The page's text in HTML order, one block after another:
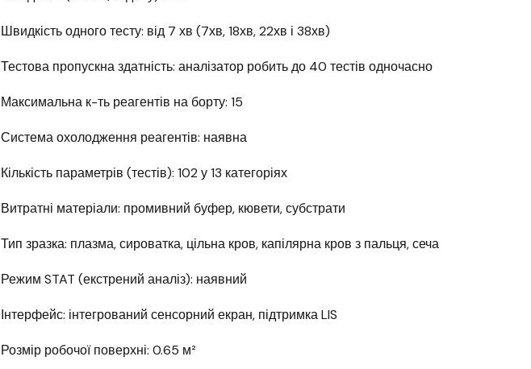
Швидкість одного тесту: від 7 хв (7хв, 18хв, 22хв і 38хв)
Тестова пропускна здатність: аналізатор робить до 40 тестів одночасно
Максимальна к-ть реагентів на борту: 15
Система охолодження реагентів: наявна
Кількість параметрів (тестів): 102 у 13 категоріях
Витратні матеріали: промивний буфер, кювети, субстрати
Тип зразка: плазма, сироватка, цільна кров, капілярна кров з пальця, сеча
Режим STAT (екстрений аналіз): наявний
Інтерфейс: інтегрований сенсорний екран, підтримка LIS
Розмір робочої поверхні: 0.65 м²